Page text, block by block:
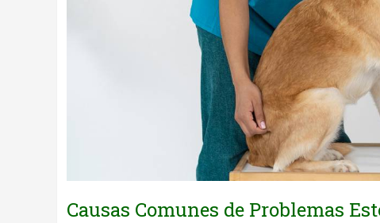
Causas Comunes de Problemas